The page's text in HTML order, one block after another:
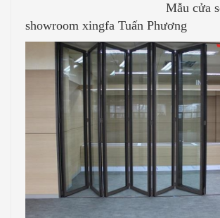
Mẫu cửa sổ
showroom xingfa Tuấn Phương